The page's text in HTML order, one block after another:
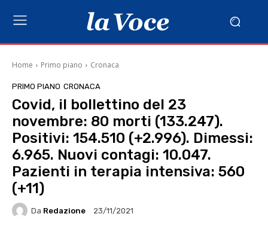
Home Primo piano Cronaca
PRIMO PIANO CRONACA
Covid, il bollettino del 23
novembre: 80 morti (133.247).
Positivi: 154.510 (+2.996). Dimessi:
6.965. Nuovi contagi: 10.047.
Pazienti in terapia intensiva: 560
(+11)
Da Redazione 23/11/2021